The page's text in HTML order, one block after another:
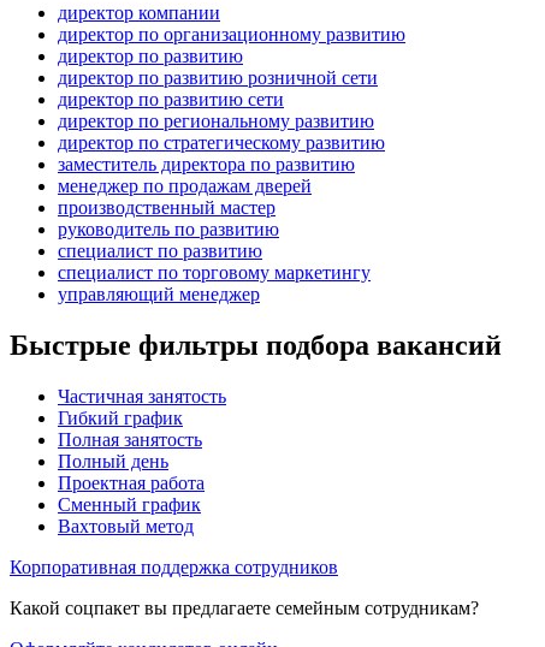
директор компании
директор по организационному развитию
директор по развитию
директор по развитию розничной сети
директор по развитию сети
директор по региональному развитию
директор по стратегическому развитию
заместитель директора по развитию
менеджер по продажам дверей
производственный мастер
руководитель по развитию
специалист по развитию
специалист по торговому маркетингу
управляющий менеджер
Быстрые фильтры подбора вакансий
Частичная занятость
Гибкий график
Полная занятость
Полный день
Проектная работа
Сменный график
Вахтовый метод
Корпоративная поддержка сотрудников
Какой соцпакет вы предлагаете семейным сотрудникам?